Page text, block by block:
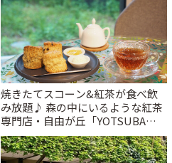
焼きたてスコーン&紅茶が食べ飲
み放題♪ 森の中にいるような紅茶
専門店・自由が丘「YOTSUBA
TEA」でのんびり時間 | ことりっぷ